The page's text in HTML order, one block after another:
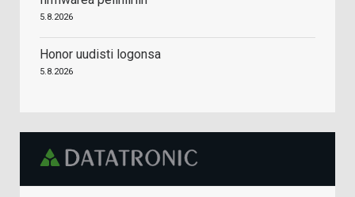
5.8.2026
Honor uudisti logonsa
5.8.2026